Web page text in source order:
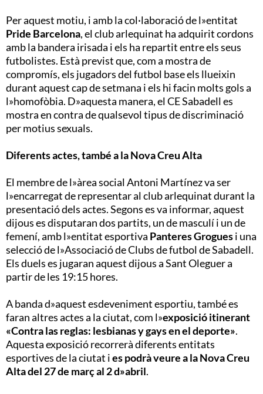
Per aquest motiu, i amb la col·laboració de l»entitat
Pride Barcelona, el club arlequinat ha adquirit cordons
amb la bandera irisada i els ha repartit entre els seus
futbolistes. Està previst que, com a mostra de
compromís, els jugadors del futbol base els llueixin
durant aquest cap de setmana i els hi facin molts gols a
l»homofòbia. D»aquesta manera, el CE Sabadell es
mostra en contra de qualsevol tipus de discriminació
per motius sexuals.
Diferents actes, també a la Nova Creu Alta
El membre de l»àrea social Antoni Martínez va ser
l»encarregat de representar al club arlequinat durant la
presentació dels actes. Segons es va informar, aquest
dijous es disputaran dos partits, un de masculí i un de
femení, amb l»entitat esportiva Panteres Groguesi una
selecció de l»Associació de Clubs de futbol de Sabadell.
Els duels es jugaran aquest dijous a Sant Oleguer a
partir de les 19:15 hores.
A banda d»aquest esdeveniment esportiu, també es
faran altres actes a la ciutat, com l»exposició itinerant
«Contra las reglas: lesbianas y gays en el deporte».
Aquesta exposició recorrerà diferents entitats
esportives de la ciutat ies podrà veure a la Nova Creu
Alta del 27 de març al 2 d»abril.